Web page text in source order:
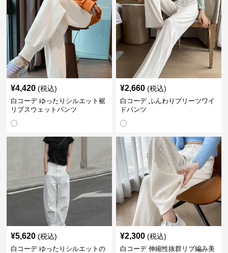
¥4,420 (税込)
白コーデ ゆったりシルエット裾
リブスウェットパンツ
¥2,660 (税込)
白コーデ ふんわりプリーツワイ
ドパンツ
¥5,620 (税込)
白コーデ ゆったりシルエットの
¥2,300 (税込)
白コーデ 伸縮性抜群リブ編み美